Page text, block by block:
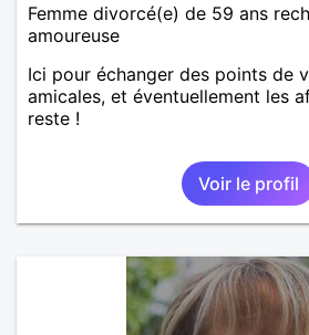
Femme divorcé(e) de 59 ans
amoureuse
Ici pour échanger des points de
amicales, et éventuellement les
reste !
Voir le profil